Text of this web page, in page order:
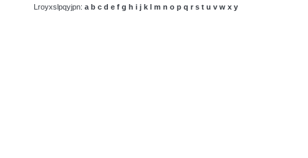
Lroyxslpqyjpn: a b c d e f g h i j k l m n o p q r s t u v w x y